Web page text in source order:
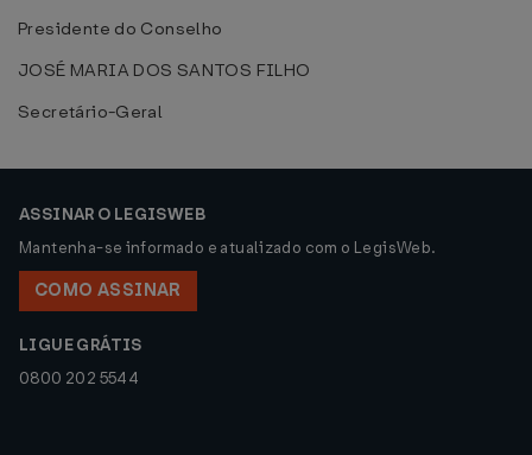
Presidente do Conselho
JOSÉ MARIA DOS SANTOS FILHO
Secretário-Geral
ASSINAR O LEGISWEB
Mantenha-se informado e atualizado com o LegisWeb.
COMO ASSINAR
LIGUE GRÁTIS
0800 202 5544